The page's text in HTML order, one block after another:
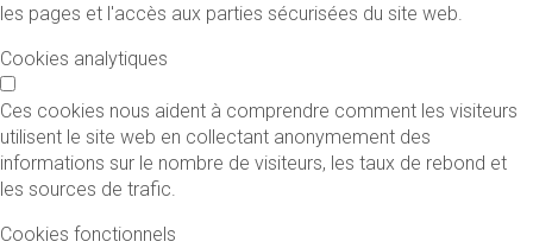
les pages et l'accès aux parties sécurisées du site web.
Cookies analytiques
Ces cookies nous aident à comprendre comment les visiteurs
utilisent le site web en collectant anonymement des
informations sur le nombre de visiteurs, les taux de rebond et
les sources de trafic.
Cookies fonctionnels